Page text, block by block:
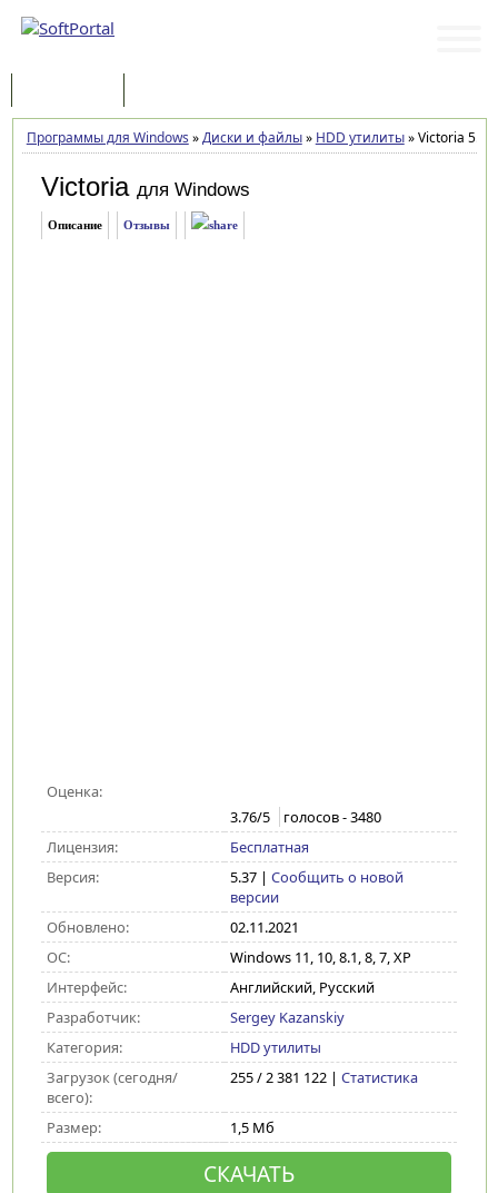
Программы для Windows »Диски и файлы» HDD утилиты»Victoria 5.37
Victoria для Windows
Описание Отзывы
Оценка:
3.76/5 голосов -3480
Лицензия:
Бесплатная
Версия:
5.37| Сообщить о новой
версии
Обновлено:
02.11.2021
ОС:
Windows 11, 10, 8.1, 8, 7, XP
Интерфейс:
Английский, Русский
Разработчик:
Sergey Kazanskiy
Категория:
HDD утилиты
Загрузок (сегодня/
всего):
255 / 2 381 122 | Статистика
Размер: 1,5 Мб
СКАЧАТЬ